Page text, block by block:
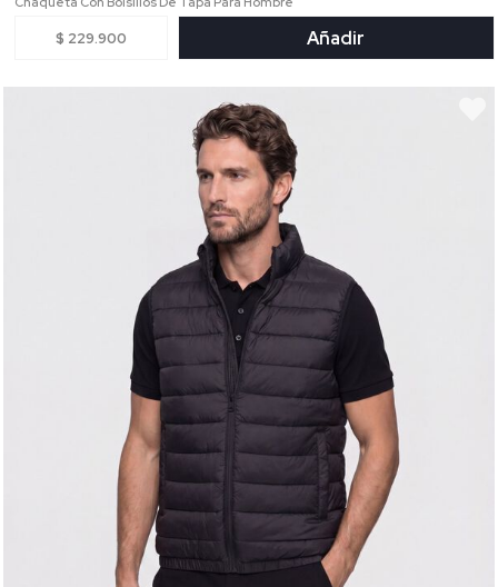
$ 229.900 Añadir